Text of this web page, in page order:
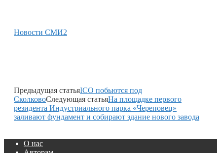
Новости СМИ2
Предыдущая статьяICO побьются под
СколковоСледующая статьяНа площадке первого
резидента Индустриального парка «Череповец»
заливают фундамент и собирают здание нового завода
О нас